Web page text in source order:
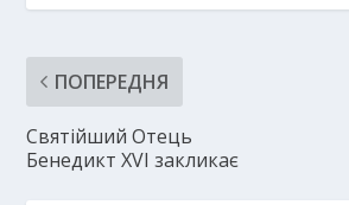
ПОПЕРЕДНЯ
Святійший Отець
Бенедикт ХVІ закликає